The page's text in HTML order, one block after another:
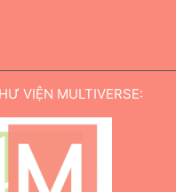
VIỆN MULTIVERSE: